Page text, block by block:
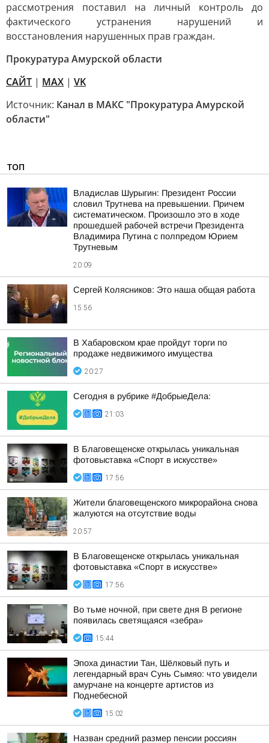
рассмотрения поставил на личный контроль до
фактического устранения нарушений и
восстановления нарушенных прав граждан.
Прокуратура Амурской области
САЙТ | MAX | VK
Источник: Канал в МАКС "Прокуратура Амурской
области"
ТОП
Владислав Шурыгин: Президент России
словил Трутнева на превышении. Причем
систематическом. Произошло это в ходе
прошедшей рабочей встречи Президента
Владимира Путина с полпредом Юрием
Трутневым
20:09
Сергей Колясников: Это наша общая работа
15:56
В Хабаровском крае пройдут торги по
продаже недвижимого имущества
20:27
Сегодня в рубрике #ДобрыеДела:
21:03
В Благовещенске открылась уникальная
фотовыставка «Спорт в искусстве»
17:56
Жители благовещенского микрорайона снова
жалуются на отсутствие воды
20:57
В Благовещенске открылась уникальная
фотовыставка «Спорт в искусстве»
17:56
Во тьме ночной, при свете дня В регионе
появилась светящаяся «зебра»
15:44
Эпоха династии Тан, Шёлковый путь и
легендарный врач Сунь Сымяо: что увидели
амурчане на концерте артистов из
Поднебесной
15:02
Назван средний размер пенсии россиян